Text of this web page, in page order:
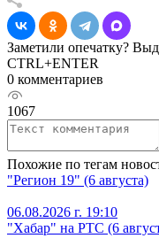
Заметили опечатку?
CTRL+ENTER
0 комментариев
1067
Похожие по тегам
"Регион 19" (6 августа)
06.08.2026 г. 19:10
"Хабар" на РТС (6